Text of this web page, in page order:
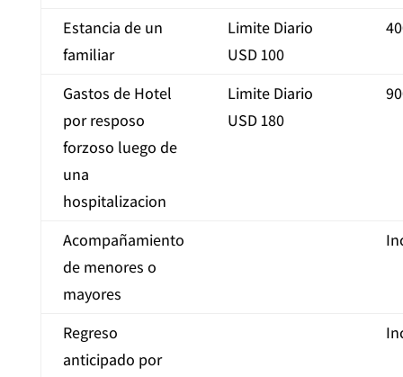
Estancia de un
familiar
Limite Diario
USD 100
Gastos de Hotel
por resposo
forzoso luego de
una
hospitalizacion
Limite Diario
USD 180
Acompañamiento
de menores o
mayores
Regreso
anticipado por